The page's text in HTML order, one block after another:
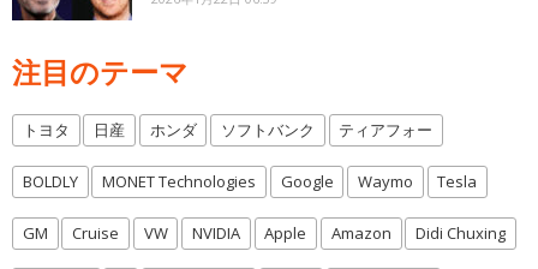
注目のテーマ
トヨタ 日産 ホンダ ソフトバンク ティアフォー
BOLDLY MONET Technologies Google Waymo Tesla
GM Cruise VW NVIDIA Apple Amazon Didi Chuxing